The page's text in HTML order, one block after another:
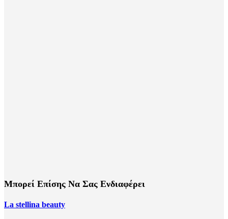
Μπορεί Επίσης Να Σας Ενδιαφέρει
La stellina beauty